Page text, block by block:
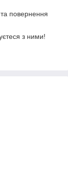
повернення
з ними!